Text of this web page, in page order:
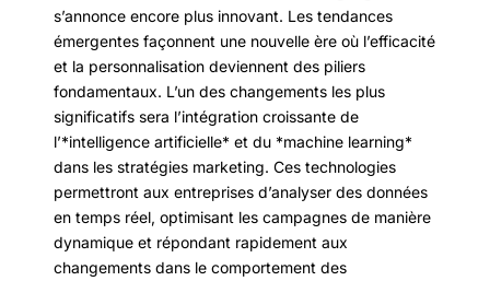
s’annonce encore plus innovant. Les tendances
émergentes façonnent une nouvelle ère où l’efficacité
et la personnalisation deviennent des piliers
fondamentaux. L’un des changements les plus
significatifs sera l’intégration croissante de
l’*intelligence artificielle* et du *machine learning*
dans les stratégies marketing. Ces technologies
permettront aux entreprises d’analyser des données
en temps réel, optimisant les campagnes de manière
dynamique et répondant rapidement aux
changements dans le comportement des